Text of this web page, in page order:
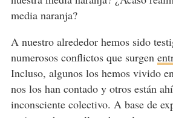
media naranja?
A nuestro alrededor hemos sido
numerosos conflictos que surgen
Incluso, algunos los hemos vivido
nos los han contado y otros están
inconsciente colectivo. A base de